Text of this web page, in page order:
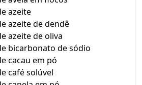
azeite
azeite de dendê
azeite de oliva
bicarbonato de sódio
cacau em pó
café solúvel